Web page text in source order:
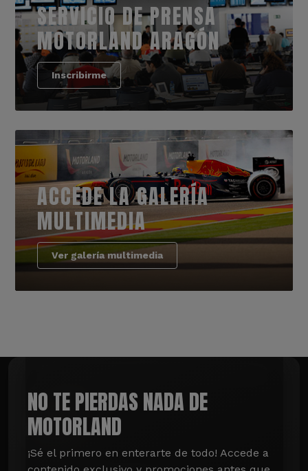
SERVICIO DE PRENSA
MOTORLAND ARAGÓN
Inscribirme
ACCEDE LA GALERÍA
MULTIMEDIA
Ver galería multimedia
NO TE PIERDAS NADA DE
MOTORLAND
¡Sé el primero en enterarte de todo! Accede a